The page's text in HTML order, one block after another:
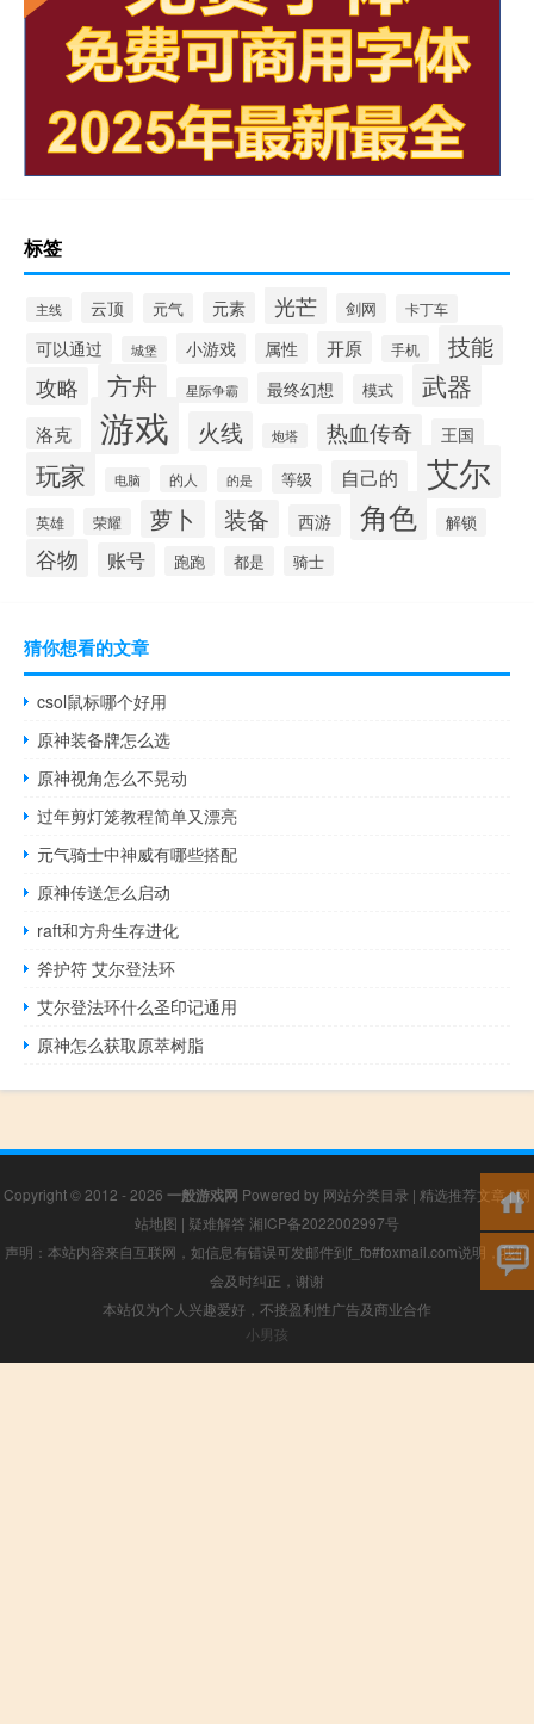
标签
主线 云顶 元气 元素 光芒 剑网 卡丁车
可以通过 城堡 小游戏 属性 开原 手机 技能
攻略 方舟 星际争霸 最终幻想 模式 武器
洛克 游戏 火线 炮塔 热血传奇 王国
玩家 电脑 的人 的是 等级 自己的 艾尔
英雄 荣耀 萝卜 装备 西游 角色 解锁
谷物 账号 跑跑 都是 骑士
猜你想看的文章
csol鼠标哪个好用
原神装备牌怎么选
原神视角怎么不晃动
过年剪灯笼教程简单又漂亮
元气骑士中神威有哪些搭配
原神传送怎么启动
raft和方舟生存进化
斧护符 艾尔登法环
艾尔登法环什么圣印记通用
原神怎么获取原萃树脂
Copyright © 2012 - 2026 一般游戏网 Powered by 网站分类目录 | 精选推荐文章|网
站地图 | 疑难解答 湘ICP备2022002997号
声明：本站内容来自互联网，如信息有错误可发邮件到f_fb#foxmail.com说明，我们
会及时纠正，谢谢
本站仅为个人兴趣爱好，不接盈利性广告及商业合作
小男孩